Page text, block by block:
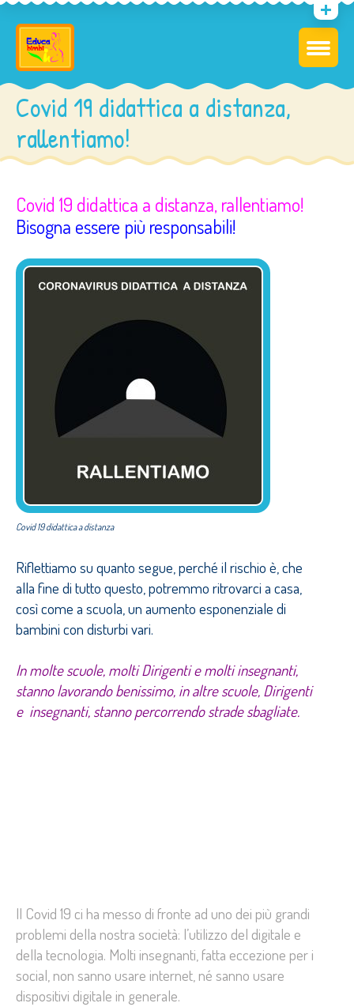
Covid 19 didattica a distanza,
rallentiamo!
Covid 19 didattica a distanza, rallentiamo!
Bisogna essere più responsabili!
Covid 19 didattica a distanza
Riflettiamo su quanto segue, perché il rischio è, che
alla fine di tutto questo, potremmo ritrovarci a casa,
così come a scuola, un aumento esponenziale di
bambini con disturbi vari.
In molte scuole, molti Dirigenti e molti insegnanti,
stanno lavorando benissimo, in altre scuole, Dirigenti
e insegnanti, stanno percorrendo strade sbagliate.
Il Covid 19 ci ha messo di fronte ad uno dei più grandi
problemi della nostra società: l’utilizzo del digitale e
della tecnologia. Molti insegnanti, fatta eccezione per i
social, non sanno usare internet, né sanno usare
dispositivi digitale in generale.